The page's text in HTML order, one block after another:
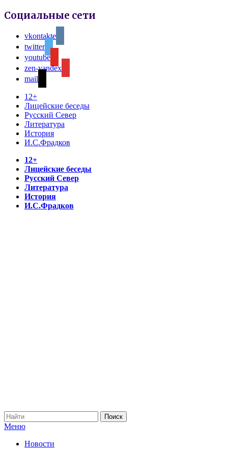
Социальные сети
vkontakte
twitter
youtube
zen-yandex
mail
12+
Лицейские беседы
Русский Север
Литература
История
И.С.Фрадков
12+
Лицейские беседы
Русский Север
Литература
История
И.С.Фрадков
Меню
Новости